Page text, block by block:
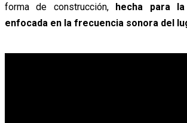
forma de construcción,hecha para la
enfocada en la frecuencia sonora del